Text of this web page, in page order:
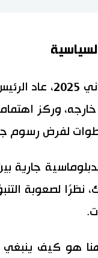
في يناير/كانون
وركز
لفرض رسوم
نظرًا لصعوبة
هو كيف ينبغي